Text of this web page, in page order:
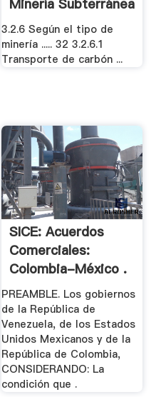
Minería Subterránea
3.2.6 Según el tipo de
minería ..... 32 3.2.6.1
Transporte de carbón ...
SICE: Acuerdos
Comerciales:
Colombia-México .
PREAMBLE. Los gobiernos
de la República de
Venezuela, de los Estados
Unidos Mexicanos y de la
República de Colombia,
CONSIDERANDO: La
condición que .